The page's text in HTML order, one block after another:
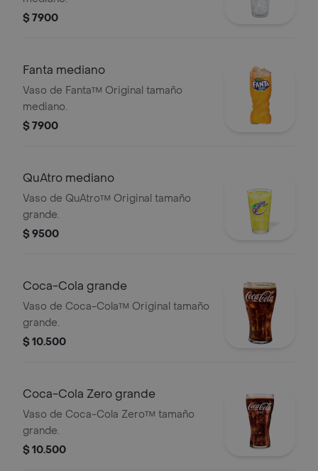
$ 7900
Fanta mediano
Vaso de Fanta™ Original tamaño
mediano.
$ 7900
QuAtro mediano
Vaso de QuAtro™ Original tamaño
grande.
$ 9500
Coca-Cola grande
Vaso de Coca-Cola™ Original tamaño
grande.
$ 10.500
Coca-Cola Zero grande
Vaso de Coca-Cola Zero™ tamaño
grande.
$ 10.500